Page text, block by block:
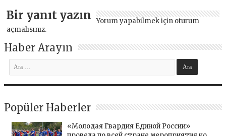
Bir yanıt yazın Yorum yapabilmek için oturum
açmalısınız.
Haber Arayın
Popüler Haberler
«Молодая Гвардия Единой России»